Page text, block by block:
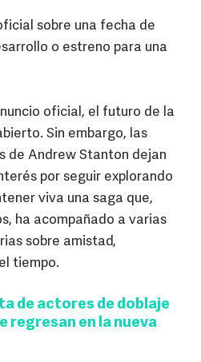
sobre una fecha de
o estreno para una
oficial, el futuro de la
Sin embargo, las
de Andrew Stanton dejan
por seguir explorando
viva una saga que,
ha acompañado a varias
sobre amistad,
tiempo.
de actores de doblaje
regresan en la nueva